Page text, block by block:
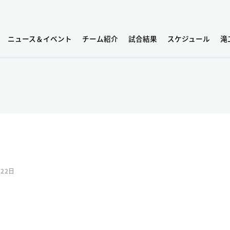
ニュース＆イベント チーム紹介 試合結果 スケジュール 滝
日